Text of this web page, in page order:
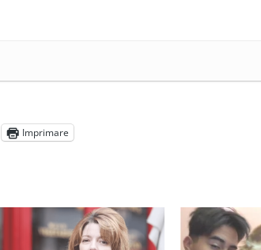
amazoniană, pentru summitul climatic
Imprimare